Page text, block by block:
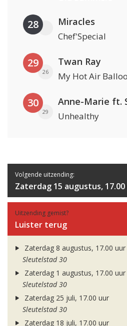
28 Miracles
Chef'Special
29
26
Twan Ray
My Hot Air
30
29
Anne-Marie ft.
Unhealthy
Volgende uitzending:
Zaterdag 15 augustus,
Uitzending gemist?
Luister terug
Zaterdag 8 augustus, 17.00 uur
Sleutelstad 30
Zaterdag 1 augustus, 17.00 uur
Sleutelstad 30
Zaterdag 25 juli, 17.00 uur
Sleutelstad 30
Zaterdag 18 juli, 17.00 uur